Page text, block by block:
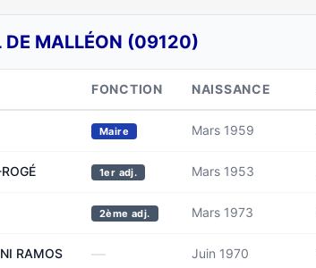
DE MALLÉON (09120)
FONCTION NAISSANCE
Maire Mars 1959
1er adj. Mars 1953
2ème adj. Mars 1973
RAMOS — Juin 1970